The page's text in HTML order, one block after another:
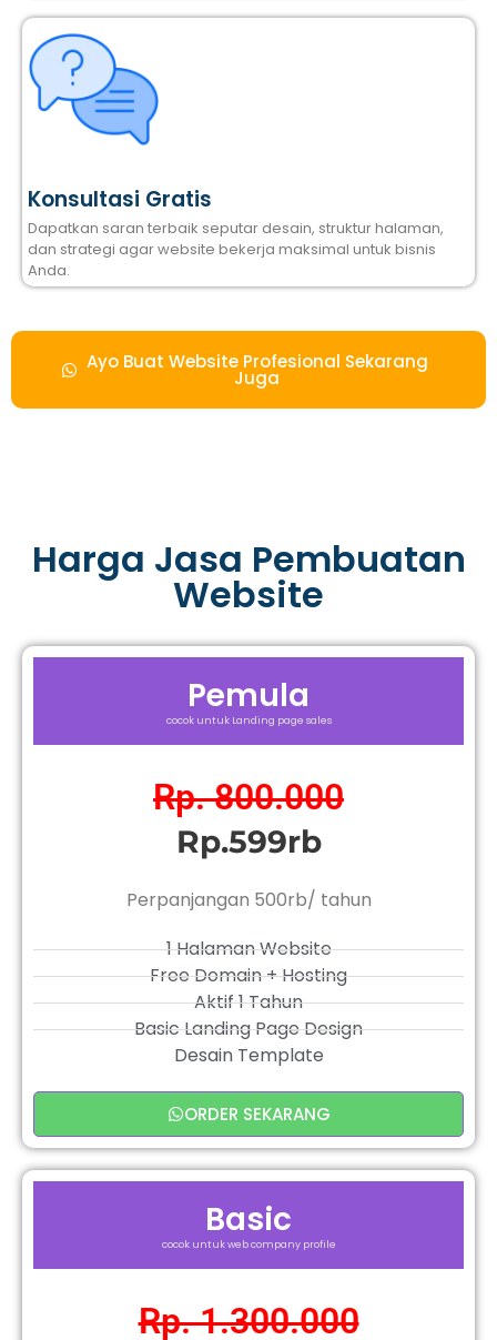
Konsultasi Gratis
Dapatkan saran terbaik seputar desain, struktur halaman,
dan strategi agar website bekerja maksimal untuk bisnis
Anda.
Ayo Buat Website Profesional Sekarang
Juga
Harga Jasa Pembuatan
Website
Pemula
cocok untuk Landing page sales
Rp. 800.000
Rp.599rb
Perpanjangan 500rb/ tahun
1 Halaman Website
Free Domain + Hosting
Aktif 1 Tahun
Basic Landing Page Design
Desain Template
ORDER SEKARANG
Basic
cocok untuk web company profile
Rp. 1.300.000